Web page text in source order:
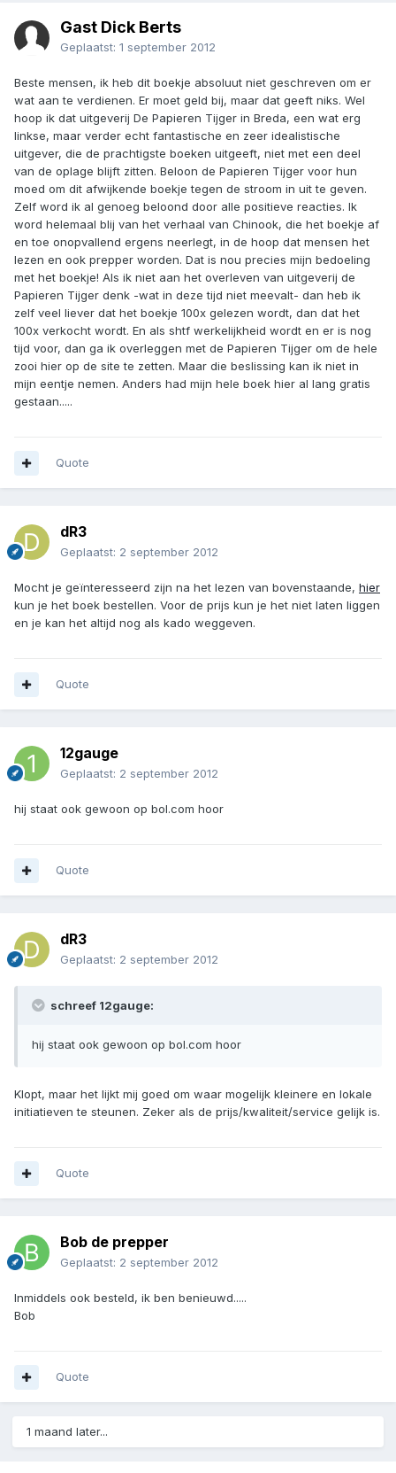
Gast Dick Berts
Geplaatst: 1 september 2012
Beste mensen, ik heb dit boekje absoluut niet geschreven om er
wat aan te verdienen. Er moet geld bij, maar dat geeft niks. Wel
hoop ik dat uitgeverij De Papieren Tijger in Breda, een wat erg
linkse, maar verder echt fantastische en zeer idealistische
uitgever, die de prachtigste boeken uitgeeft, niet met een deel
van de oplage blijft zitten. Beloon de Papieren Tijger voor hun
moed om dit afwijkende boekje tegen de stroom in uit te geven.
Zelf word ik al genoeg beloond door alle positieve reacties. Ik
word helemaal blij van het verhaal van Chinook, die het boekje af
en toe onopvallend ergens neerlegt, in de hoop dat mensen het
lezen en ook prepper worden. Dat is nou precies mijn bedoeling
met het boekje! Als ik niet aan het overleven van uitgeverij de
Papieren Tijger denk -wat in deze tijd niet meevalt- dan heb ik
zelf veel liever dat het boekje 100x gelezen wordt, dan dat het
100x verkocht wordt. En als shtf werkelijkheid wordt en er is nog
tijd voor, dan ga ik overleggen met de Papieren Tijger om de hele
zooi hier op de site te zetten. Maar die beslissing kan ik niet in
mijn eentje nemen. Anders had mijn hele boek hier al lang gratis
gestaan.....
Quote
dR3
Geplaatst: 2 september 2012
Mocht je geïnteresseerd zijn na het lezen van bovenstaande, hier
kun je het boek bestellen. Voor de prijs kun je het niet laten liggen
en je kan het altijd nog als kado weggeven.
Quote
12gauge
Geplaatst: 2 september 2012
hij staat ook gewoon op bol.com hoor
Quote
dR3
Geplaatst: 2 september 2012
schreef 12gauge:
hij staat ook gewoon op bol.com hoor
Klopt, maar het lijkt mij goed om waar mogelijk kleinere en lokale
initiatieven te steunen. Zeker als de prijs/kwaliteit/service gelijk is.
Quote
Bob de prepper
Geplaatst: 2 september 2012
Inmiddels ook besteld, ik ben benieuwd.....
Bob
Quote
1 maand later...